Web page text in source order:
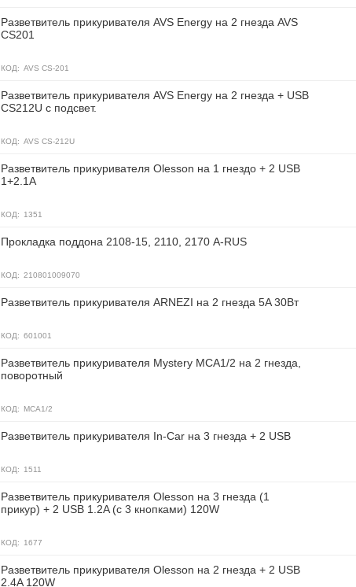
Разветвитель прикуривателя AVS Energy на 2 гнезда AVS
CS201
КОД: AVS CS-201
Разветвитель прикуривателя AVS Energy на 2 гнезда + USB
CS212U c подсвет.
КОД: AVS CS-212U
Разветвитель прикуривателя Olesson на 1 гнездо + 2 USB
1+2.1A
КОД: 1351
Прокладка поддона 2108-15, 2110, 2170 A-RUS
КОД: 210801009070
Разветвитель прикуривателя ARNEZI на 2 гнезда 5A 30Вт
КОД: 601001
Разветвитель прикуривателя Mystery MCA1/2 на 2 гнезда,
поворотный
КОД: MCA1/2
Разветвитель прикуривателя In-Car на 3 гнезда + 2 USB
КОД: 1511
Разветвитель прикуривателя Olesson на 3 гнезда (1
прикур) + 2 USB 1.2A (с 3 кнопками) 120W
КОД: 1677
Разветвитель прикуривателя Olesson на 2 гнезда + 2 USB
2.4A 120W